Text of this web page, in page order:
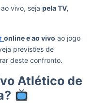
vivo, seja pela TV,
online e ao vivo ao jogo
previsões de
deste confronto.
Atlético de